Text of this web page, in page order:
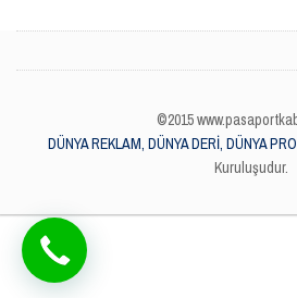
©2015
DÜNYA REKLAM, DÜNYA DERİ, DÜNYA
Kuruluşudur.